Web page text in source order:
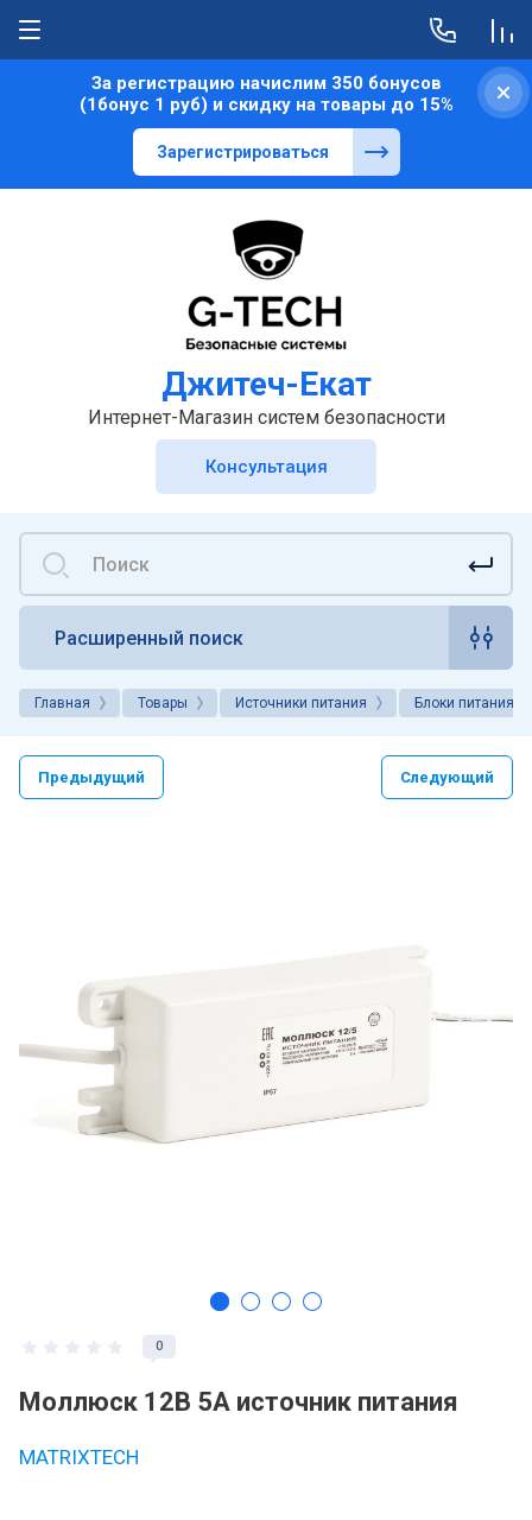
За регистрацию начислим 350 бонусов
(1бонус 1 руб) и скидку на товары до 15%
Зарегистрироваться
Джитеч-Екат
Интернет-Магазин систем безопасности
Консультация
Расширенный поиск
Главная Товары Источники питания Блоки питания
Предыдущий Следующий
0
Моллюск 12В 5А источник питания
MATRIXTECH